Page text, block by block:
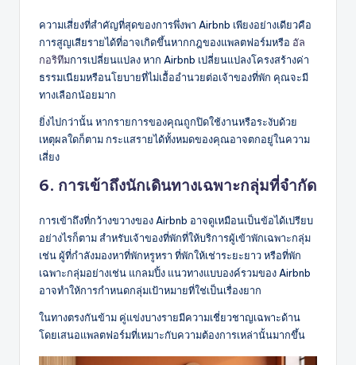
ความเสี่ยงที่สำคัญที่สุดของการพึ่งพา Airbnb เพียงอย่างเดียวคือ
การสูญเสียรายได้ที่อาจเกิดขึ้นหากกฎของแพลตฟอร์มหรือ อัล
กอริทึมการเปลี่ยนแปลง หาก Airbnb เปลี่ยนแปลงโครงสร้างค่า
ธรรมเนียมหรือนโยบายที่ไม่เอื้ออำนวยต่อเจ้าของที่พัก คุณจะมี
ทางเลือกน้อยมาก
ยิ่งไปกว่านั้น หากรายการของคุณถูกปิดใช้งานหรือระงับด้วย
เหตุผลใดก็ตาม กระแสรายได้ทั้งหมดของคุณอาจตกอยู่ในความ
เสี่ยง
6. การเข้าถึงนักเดินทางเฉพาะกลุ่มที่จำกัด
การเข้าถึงที่กว้างขวางของ Airbnb อาจดูเหมือนเป็นข้อได้เปรียบ
อย่างไรก็ตาม สำหรับเจ้าของที่พักที่ให้บริการผู้เข้าพักเฉพาะกลุ่ม
เช่น ผู้ที่กำลังมองหาที่พักหรูหรา ที่พักให้เช่าระยะยาว หรือที่พัก
เฉพาะกลุ่มอย่างเช่น แกลมปิ้ง แนวทางแบบองค์รวมของ Airbnb
อาจทำให้การกำหนดกลุ่มเป้าหมายที่ใช่เป็นเรื่องยาก
ในทางตรงกันข้าม คู่แข่งบางรายมีความเชี่ยวชาญเฉพาะด้าน
โดยเสนอแพลตฟอร์มที่เหมาะกับความต้องการเหล่านั้นมากขึ้น